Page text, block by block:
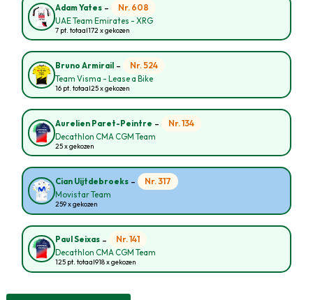
Adam Yates - Nr. 608
UAE Team Emirates - XRG
7 pt. totaal172 x gekozen
Bruno Armirail - Nr. 524
Team Visma - Lease a Bike
16 pt. totaal25 x gekozen
Aurelien Paret-Peintre - Nr. 134
Decathlon CMA CGM Team
25 x gekozen
Cian Uijtdebroeks - Nr. 317
Movistar Team
259 x gekozen
Paul Seixas - Nr. 141
Decathlon CMA CGM Team
125 pt. totaal918 x gekozen